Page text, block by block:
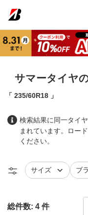
サマータイヤ
235/60R18
検索結果に同一タイ
まれています。ロー
ください。
タイヤ
サイズで絞り込む
タ
ブ
総件数: 4 件